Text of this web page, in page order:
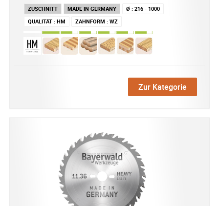
ZUSCHNITT MADE IN GERMANY Ø : 216 - 1000
QUALITÄT : HM ZAHNFORM : WZ
Zur Kategorie